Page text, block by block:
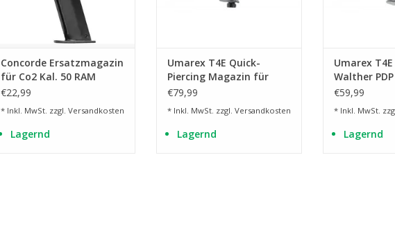
Concorde Ersatzmagazin
für Co2 Kal. 50 RAM
Pistole
€22,99
* Inkl. MwSt. zzgl. Versandkosten
Lagernd
Umarex T4E Quick-
Piercing Magazin für
Walther PDP Compact
€79,99
* Inkl. MwSt. zzgl. Versandkosten
Lagernd
Umarex
Walther
Kal. 43 - 8
€59,99
* Inkl. MwSt.
Lagernd